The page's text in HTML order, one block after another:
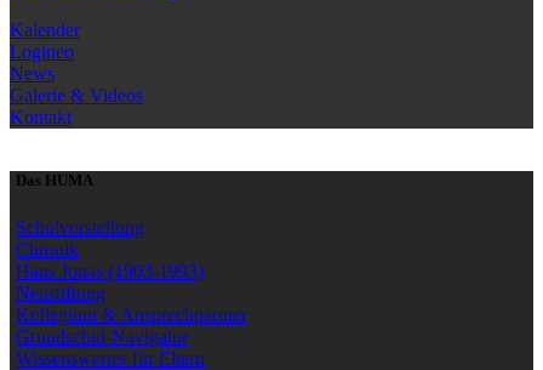
Kalender
Logineo
News
Galerie & Videos
Kontakt
Das HUMA
Schulvorstellung
Chronik
Hans Jonas (1903-1993)
Neustiftung
Kollegium & Ansprechpartner
Grundschul-Navigator
Wissenswertes für Eltern